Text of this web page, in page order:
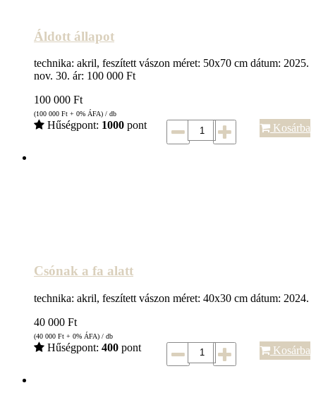
Áldott állapot
technika: akril, feszített vászon méret: 50x70 cm dátum: 2025.
nov. 30. ár: 100 000 Ft
100 000 Ft
(100 000 Ft + 0% ÁFA) / db
Hűségpont: 1000 pont Kosárba
Csónak a fa alatt
technika: akril, feszített vászon méret: 40x30 cm dátum: 2024.
40 000 Ft
(40 000 Ft + 0% ÁFA) / db
Hűségpont: 400 pont Kosárba